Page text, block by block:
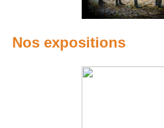
Nos expositions